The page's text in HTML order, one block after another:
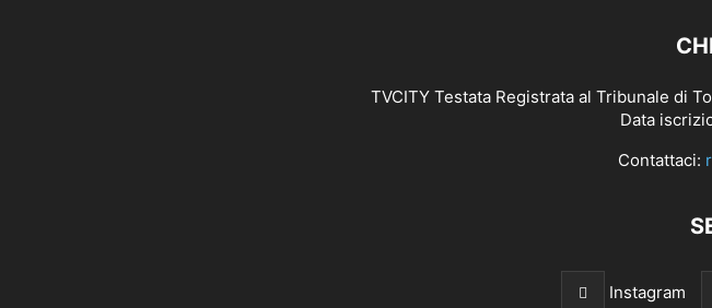
TVCITY Testata Registrata al Tribunale di
Data
Contattaci:
Instagram